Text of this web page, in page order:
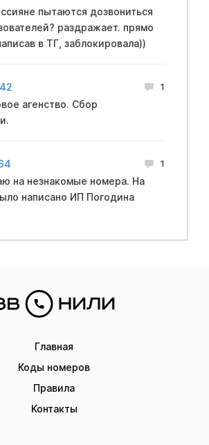
пытаются дозвониться
раздражает. прямо
в ТГ, заблокировала))
1
агенство. Сбор
1
на незнакомые номера. На
написано ИП Погодина
Главная
Коды номеров
Правила
Контакты